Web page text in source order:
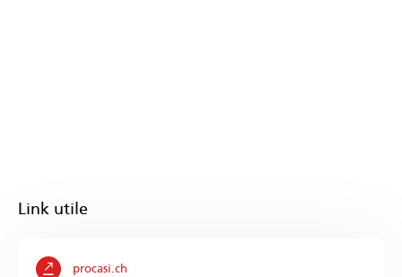
Link utile
procasi.ch